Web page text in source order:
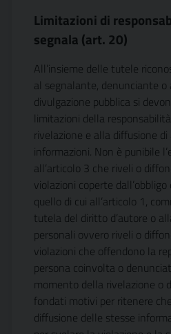
Limitazioni di
segnala (art. 20)
All’insieme delle tutele
al segnalante, denunciante
divulgazione pubblica si
limitazioni della
rivelazione e alla diffusione
informazioni. Non è punibile
all’articolo 3 che riveli o
violazioni coperte
quello di cui all’articolo 1,
tutela del diritto d’autore o
personali ovvero riveli o
violazioni che offendono la
persona coinvolta o
momento della rivelazione o
fondati motivi per ritenere
diffusione delle stesse